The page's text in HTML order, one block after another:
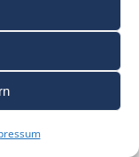
DEN
NEBEL